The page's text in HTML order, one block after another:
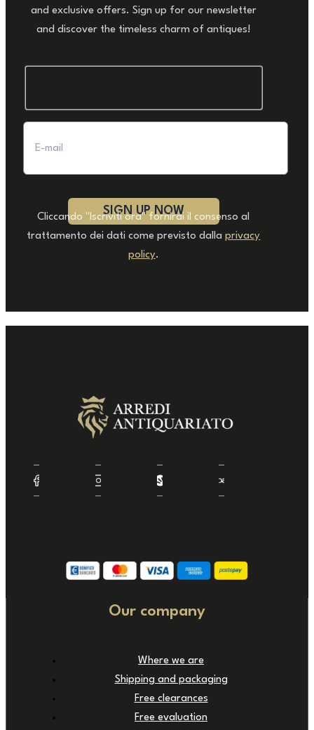
and exclusive offers. Sign up for our newsletter
and discover the timeless charm of antiques!
Cliccando "Iscriviti ora" fornirai il consenso al
trattamento dei dati come previsto dallaprivacy
policy.
Our company
Where we are
Shipping and packaging
Free clearances
Free evaluation